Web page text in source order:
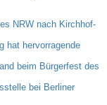
NRW nach Kirchhof-
hat hervorragende
beim Bürgerfest des
bei Berliner